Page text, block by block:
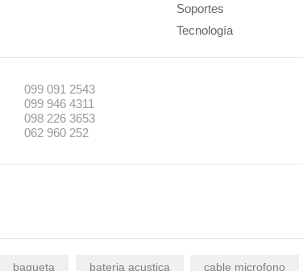
Soportes
Tecnología
099 091 2543
099 946 4311
098 226 3653
062 960 252
baqueta bateria acustica cable microfono